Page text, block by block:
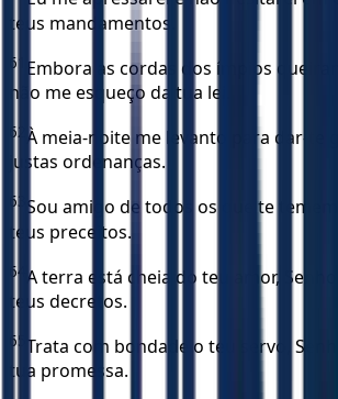
teus mandamentos.
61
Embora as cordas dos ímpios
não me esqueço da tua lei.
62 À meia-noite me levanto para dar-te
justas ordenanças.
63 Sou amigo de todos os que te temem
teus preceitos.
64 A terra está cheia do teu amor,
teus decretos.
65 Trata com bondade o teu servo,
tua promessa.